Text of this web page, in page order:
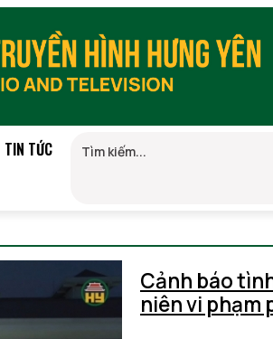
TIN TỨC
Cảnh báo
niên vi phạm